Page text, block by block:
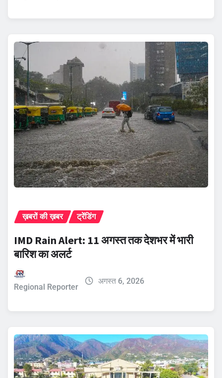
ख़बरों की ख़बर ट्रेंडिंग
IMD Rain Alert: 11 अगस्त तक देशभर में भारी
बारिश का अलर्ट
Regional Reporter
अगस्त 6, 2026